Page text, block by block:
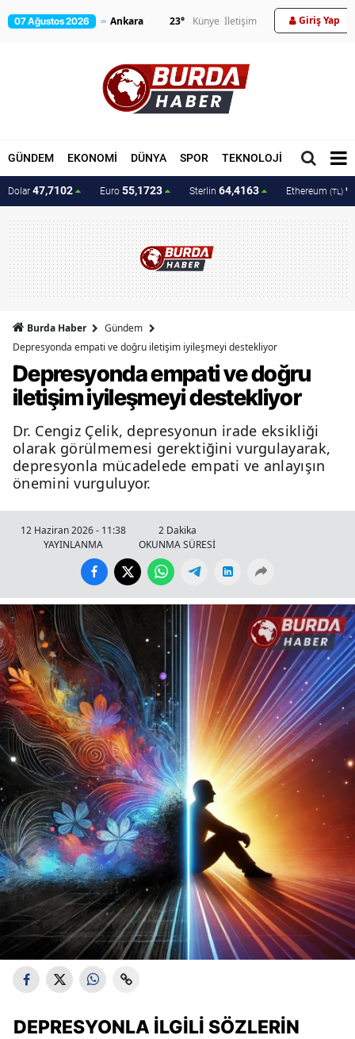
07 Ağustos 2026 23° Künye İletişim Giriş Yap
GÜNDEM EKONOMİ DÜNYA SPOR TEKNOLOJİ MAGAZİN
Dolar 47,7102 Euro 55,1723 Sterlin 64,4163 Ethereum (TL)
Burda Haber
Gündem
Depresyonda empati ve doğru iletişim iyileşmeyi destekliyor
Depresyonda empati ve doğru
iletişim iyileşmeyi destekliyor
Dr. Cengiz Çelik, depresyonun irade eksikliği
olarak görülmemesi gerektiğini vurgulayarak,
depresyonla mücadelede empati ve anlayışın
önemini vurguluyor.
12 Haziran 2026 - 11:38
YAYINLANMA
2 Dakika
OKUNMA SÜRESİ
DEPRESYONLA İLGILI SÖZLERIN